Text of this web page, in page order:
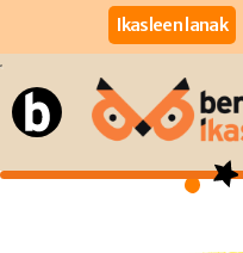
Ikasleen lanak